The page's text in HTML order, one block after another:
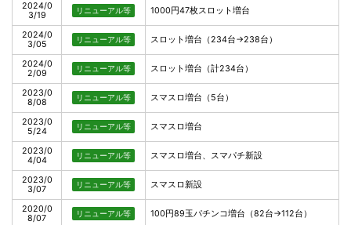
2024/0
3/19
リニューアル等 1000円47枚スロット増台
2024/0
3/05
リニューアル等 スロット増台（234台→238台）
2024/0
2/09
リニューアル等 スロット増台（計234台）
2023/0
8/08
リニューアル等 スマスロ増台（5台）
2023/0
5/24
リニューアル等 スマスロ増台
2023/0
4/04
リニューアル等 スマスロ増台、スマパチ新設
2023/0
3/07
リニューアル等 スマスロ新設
2020/0
8/07
リニューアル等 100円89玉パチンコ増台（82台→112台）